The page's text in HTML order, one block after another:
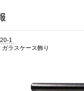
1
ラスケース飾り